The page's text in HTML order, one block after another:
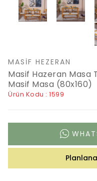
MASIF HEZERAN
Masif Hazeran Masa
Masif Masa (80x160)
Ürün Kodu : 1599